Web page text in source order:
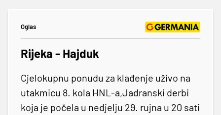
Oglas
Rijeka - Hajduk
Cjelokupnu ponudu za klađenje uživo na
utakmicu 8. kola HNL-a,Jadranski derbi
koja je počela u nedjelju 29. rujna u 20 sati